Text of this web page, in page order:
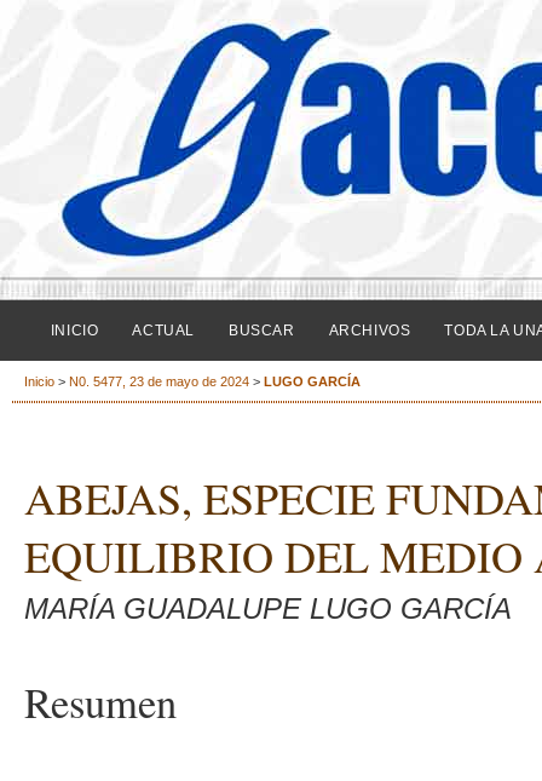
INICIO ACTUAL BUSCAR ARCHIVOS TODA LA
Inicio > N0. 5477, 23 de mayo de 2024 > LUGO GARCÍA
ABEJAS, ESPECIE
EQUILIBRIO DEL MEDIO
MARÍA GUADALUPE LUGO GARCÍA
Resumen